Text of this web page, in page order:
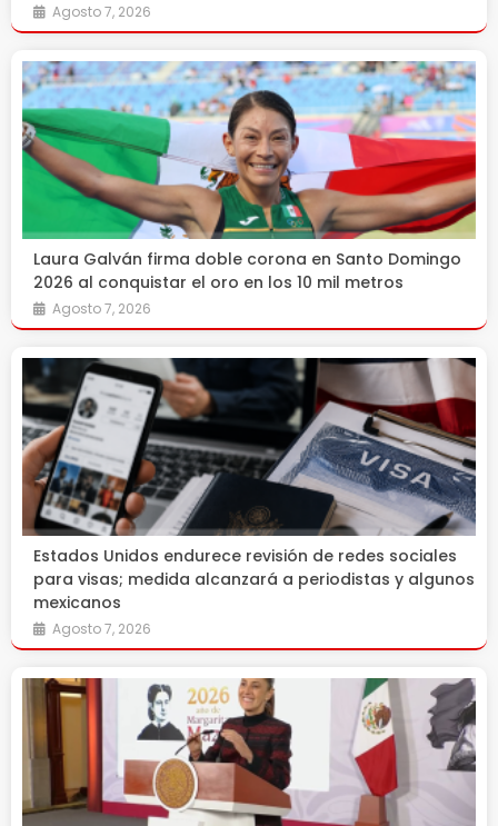
Agosto 7, 2026
Laura Galván firma doble corona en Santo Domingo
2026 al conquistar el oro en los 10 mil metros
Agosto 7, 2026
Estados Unidos endurece revisión de redes sociales
para visas; medida alcanzará a periodistas y algunos
mexicanos
Agosto 7, 2026